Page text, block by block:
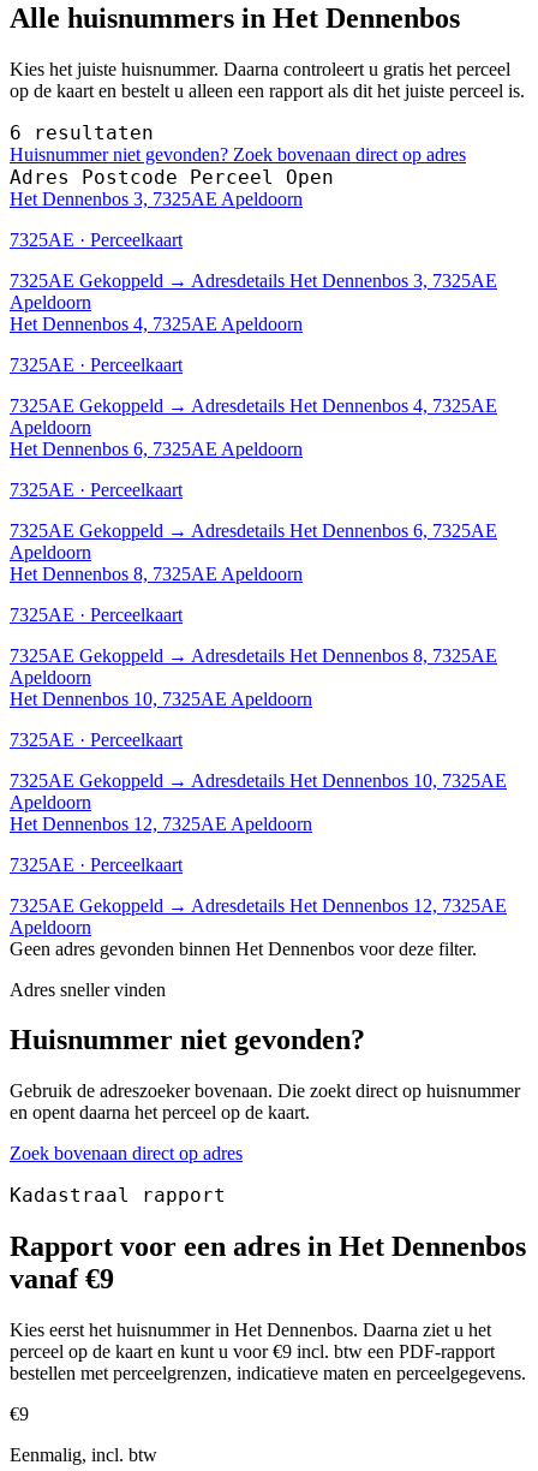
Alle huisnummers in Het Dennenbos
Kies het juiste huisnummer. Daarna controleert u gratis het perceel
op de kaart en bestelt u alleen een rapport als dit het juiste perceel is.
6 resultaten
Huisnummer niet gevonden? Zoek bovenaan direct op adres
Adres Postcode Perceel Open
Het Dennenbos 3, 7325AE Apeldoorn
7325AE · Perceelkaart
7325AE Gekoppeld → Adresdetails Het Dennenbos 3, 7325AE
Apeldoorn
Het Dennenbos 4, 7325AE Apeldoorn
7325AE · Perceelkaart
7325AE Gekoppeld → Adresdetails Het Dennenbos 4, 7325AE
Apeldoorn
Het Dennenbos 6, 7325AE Apeldoorn
7325AE · Perceelkaart
7325AE Gekoppeld → Adresdetails Het Dennenbos 6, 7325AE
Apeldoorn
Het Dennenbos 8, 7325AE Apeldoorn
7325AE · Perceelkaart
7325AE Gekoppeld → Adresdetails Het Dennenbos 8, 7325AE
Apeldoorn
Het Dennenbos 10, 7325AE Apeldoorn
7325AE · Perceelkaart
7325AE Gekoppeld → Adresdetails Het Dennenbos 10, 7325AE
Apeldoorn
Het Dennenbos 12, 7325AE Apeldoorn
7325AE · Perceelkaart
7325AE Gekoppeld → Adresdetails Het Dennenbos 12, 7325AE
Apeldoorn
Geen adres gevonden binnen Het Dennenbos voor deze filter.
Adres sneller vinden
Huisnummer niet gevonden?
Gebruik de adreszoeker bovenaan. Die zoekt direct op huisnummer
en opent daarna het perceel op de kaart.
Zoek bovenaan direct op adres
Kadastraal rapport
Rapport voor een adres in Het Dennenbos
vanaf €9
Kies eerst het huisnummer in Het Dennenbos. Daarna ziet u het
perceel op de kaart en kunt u voor €9 incl. btw een PDF-rapport
bestellen met perceelgrenzen, indicatieve maten en perceelgegevens.
€9
Eenmalig, incl. btw